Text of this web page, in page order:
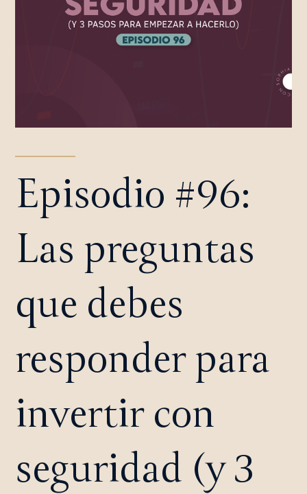
Episodio #96:
Las preguntas
que debes
responder para
invertir con
seguridad (y 3